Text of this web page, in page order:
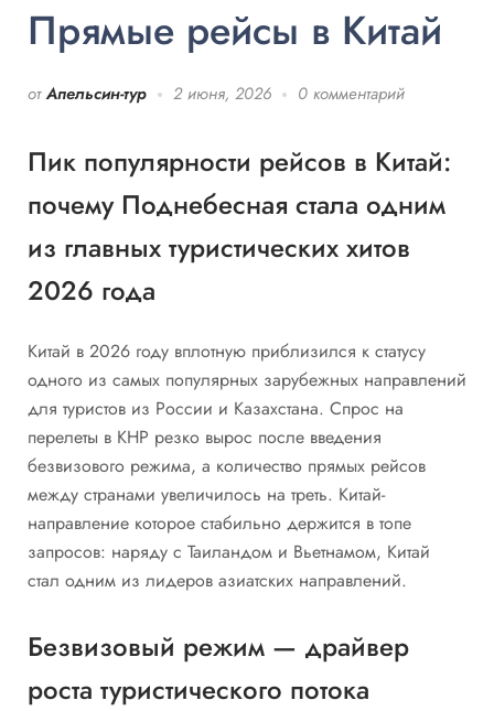
Прямые рейсы в Китай
от Апельсин-тур 2 июня, 2026 0 комментарий
Пик популярности рейсов в Китай:
почему Поднебесная стала одним
из главных туристических хитов
2026 года
Китай в 2026 году вплотную приблизился к статусу
одного из самых популярных зарубежных направлений
для туристов из России и Казахстана. Спрос на
перелеты в КНР резко вырос после введения
безвизового режима, а количество прямых рейсов
между странами увеличилось на треть. Китай-
направление которое стабильно держится в топе
запросов: наряду с Таиландом и Вьетнамом, Китай
стал одним из лидеров азиатских направлений.
Безвизовый режим — драйвер
роста туристического потока